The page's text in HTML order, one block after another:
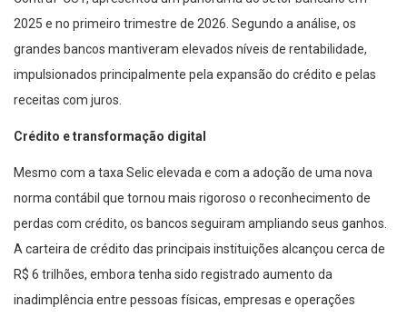
2025 e no primeiro trimestre de 2026. Segundo a análise, os
grandes bancos mantiveram elevados níveis de rentabilidade,
impulsionados principalmente pela expansão do crédito e pelas
receitas com juros.
Crédito e transformação digital
Mesmo com a taxa Selic elevada e com a adoção de uma nova
norma contábil que tornou mais rigoroso o reconhecimento de
perdas com crédito, os bancos seguiram ampliando seus ganhos.
A carteira de crédito das principais instituições alcançou cerca de
R$ 6 trilhões, embora tenha sido registrado aumento da
inadimplência entre pessoas físicas, empresas e operações